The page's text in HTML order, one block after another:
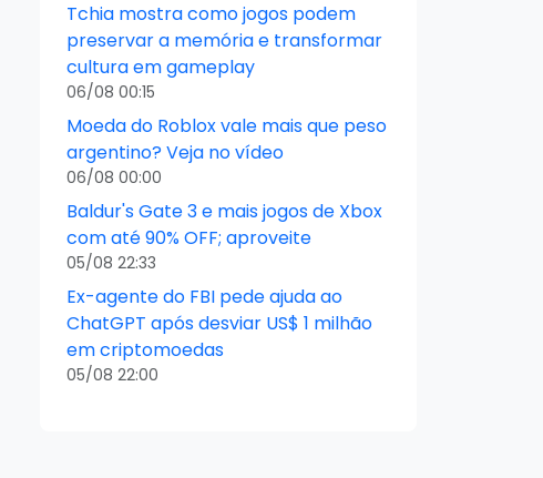
Tchia mostra como jogos podem
preservar a memória e transformar
cultura em gameplay
06/08 00:15
Moeda do Roblox vale mais que peso
argentino? Veja no vídeo
06/08 00:00
Baldur's Gate 3 e mais jogos de Xbox
com até 90% OFF; aproveite
05/08 22:33
Ex-agente do FBI pede ajuda ao
ChatGPT após desviar US$ 1 milhão
em criptomoedas
05/08 22:00